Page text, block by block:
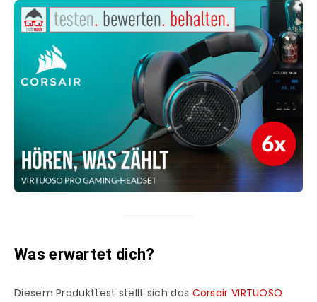
Was erwartet dich?
Diesem Produkttest stellt sich das Corsair VIRTUOSO